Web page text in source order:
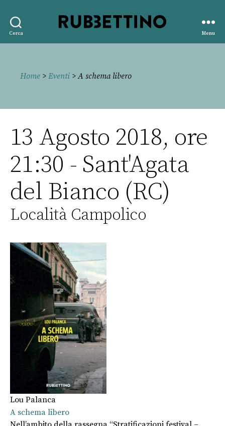
Cerca
editore
Menu
Home > Eventi > A schema libero
13 Agosto 2018, ore
21:30 - Sant'Agata
del Bianco (RC)
Località Campolico
Lou Palanca
A schema libero